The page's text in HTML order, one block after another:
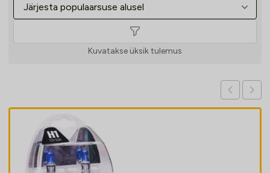
Kuvatakse üksik tulemus